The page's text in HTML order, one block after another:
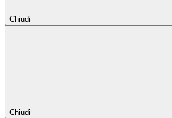
Chiudi
Chiudi